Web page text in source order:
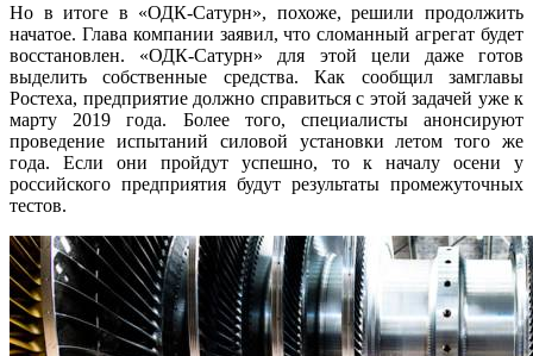
Но в итоге в «ОДК-Сатурн», похоже, решили продолжить
начатое. Глава компании заявил, что сломанный агрегат будет
восстановлен. «ОДК-Сатурн» для этой цели даже готов
выделить собственные средства. Как сообщил замглавы
Ростеха, предприятие должно справиться с этой задачей уже к
марту 2019 года. Более того, специалисты анонсируют
проведение испытаний силовой установки летом того же
года. Если они пройдут успешно, то к началу осени у
российского предприятия будут результаты промежуточных
тестов.